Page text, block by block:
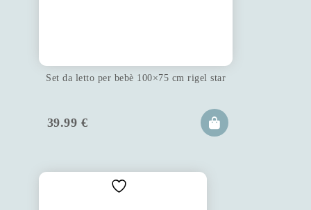
Set da letto per bebè 100×75 cm rigel star
39.99 €